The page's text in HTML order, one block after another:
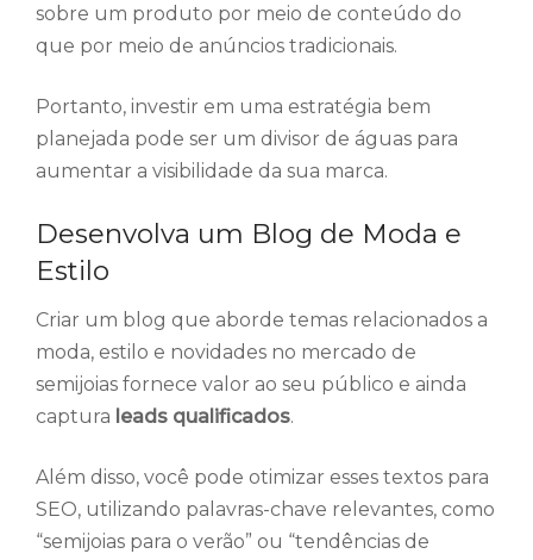
sobre um produto por meio de conteúdo do
que por meio de anúncios tradicionais.
Portanto, investir em uma estratégia bem
planejada pode ser um divisor de águas para
aumentar a visibilidade da sua marca.
Desenvolva um Blog de Moda e
Estilo
Criar um blog que aborde temas relacionados a
moda, estilo e novidades no mercado de
semijoias fornece valor ao seu público e ainda
captura leads qualificados.
Além disso, você pode otimizar esses textos para
SEO, utilizando palavras-chave relevantes, como
“semijoias para o verão” ou “tendências de